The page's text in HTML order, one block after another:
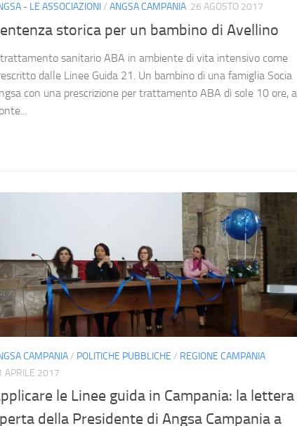
- LE ASSOCIAZIONI/ ANGSA CAMPANIA 26 AGOSTO 2017
storica per un bambino di Avellino
sanitario ABA in ambiente di vita intensivo come
dalle Linee Guida 21. Un bambino di una famiglia Socia
con una prescrizione per trattamento ABA di sole 10 ore, a
CAMPANIA/ POLITICHE PUBBLICHE / REGIONE CAMPANIA
APRILE 2017
le Linee guida in Campania: la lettera
della Presidente di Angsa Campania a